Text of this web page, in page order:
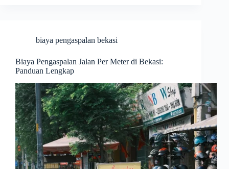
biaya pengaspalan bekasi
Biaya Pengaspalan Jalan Per Meter di Bekasi:
Panduan Lengkap